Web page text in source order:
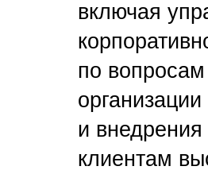
включая
по
и
клиентам